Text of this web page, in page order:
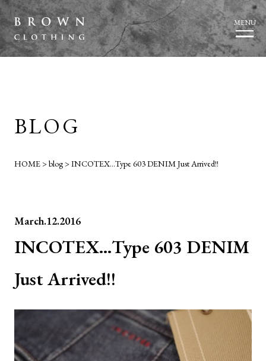
MENU
BLOG
HOME>blog>INCOTEX…Type 603 DENIM Just Arrived!!
March.12.2016
INCOTEX…Type 603 DENIM
Just Arrived!!